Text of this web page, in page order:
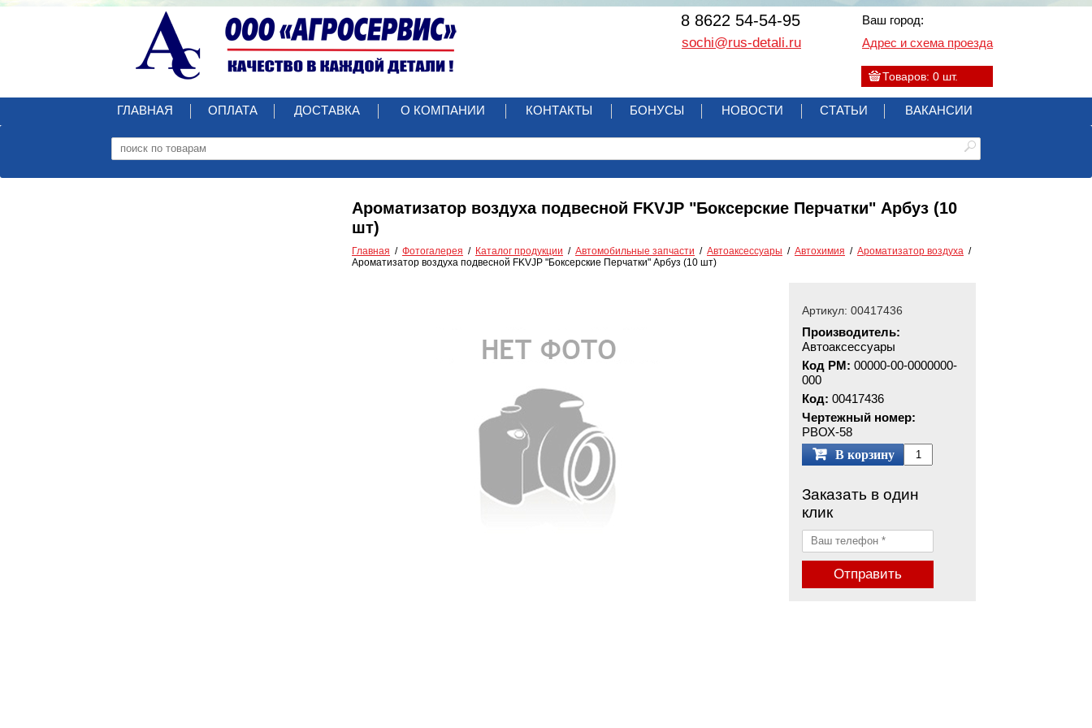
Товаров: 0 шт.
Ваш город:
Адрес и схема проезда
8 8622 54-54-95
sochi@rus-detali.ru
ГЛАВНАЯ ОПЛАТА ДОСТАВКА О КОМПАНИИ КОНТАКТЫ БОНУСЫ НОВОСТИ СТАТЬИ ВАКАНСИИ
Ароматизатор воздуха подвесной FKVJP "Боксерские Перчатки" Арбуз (10
шт)
Главная Фотогалерея Каталог продукции Автомобильные запчасти Автоаксессуары Автохимия
Ароматизатор воздуха
Ароматизатор воздуха подвесной FKVJP "Боксерские Перчатки" Арбуз (10 шт)
Артикул: 00417436
Производитель:
Автоаксессуары
Код РМ: 00000-00-0000000-
000
Код: 00417436
Чертежный номер:
PBОХ-58
В корзину
Заказать в один
клик
Отправить